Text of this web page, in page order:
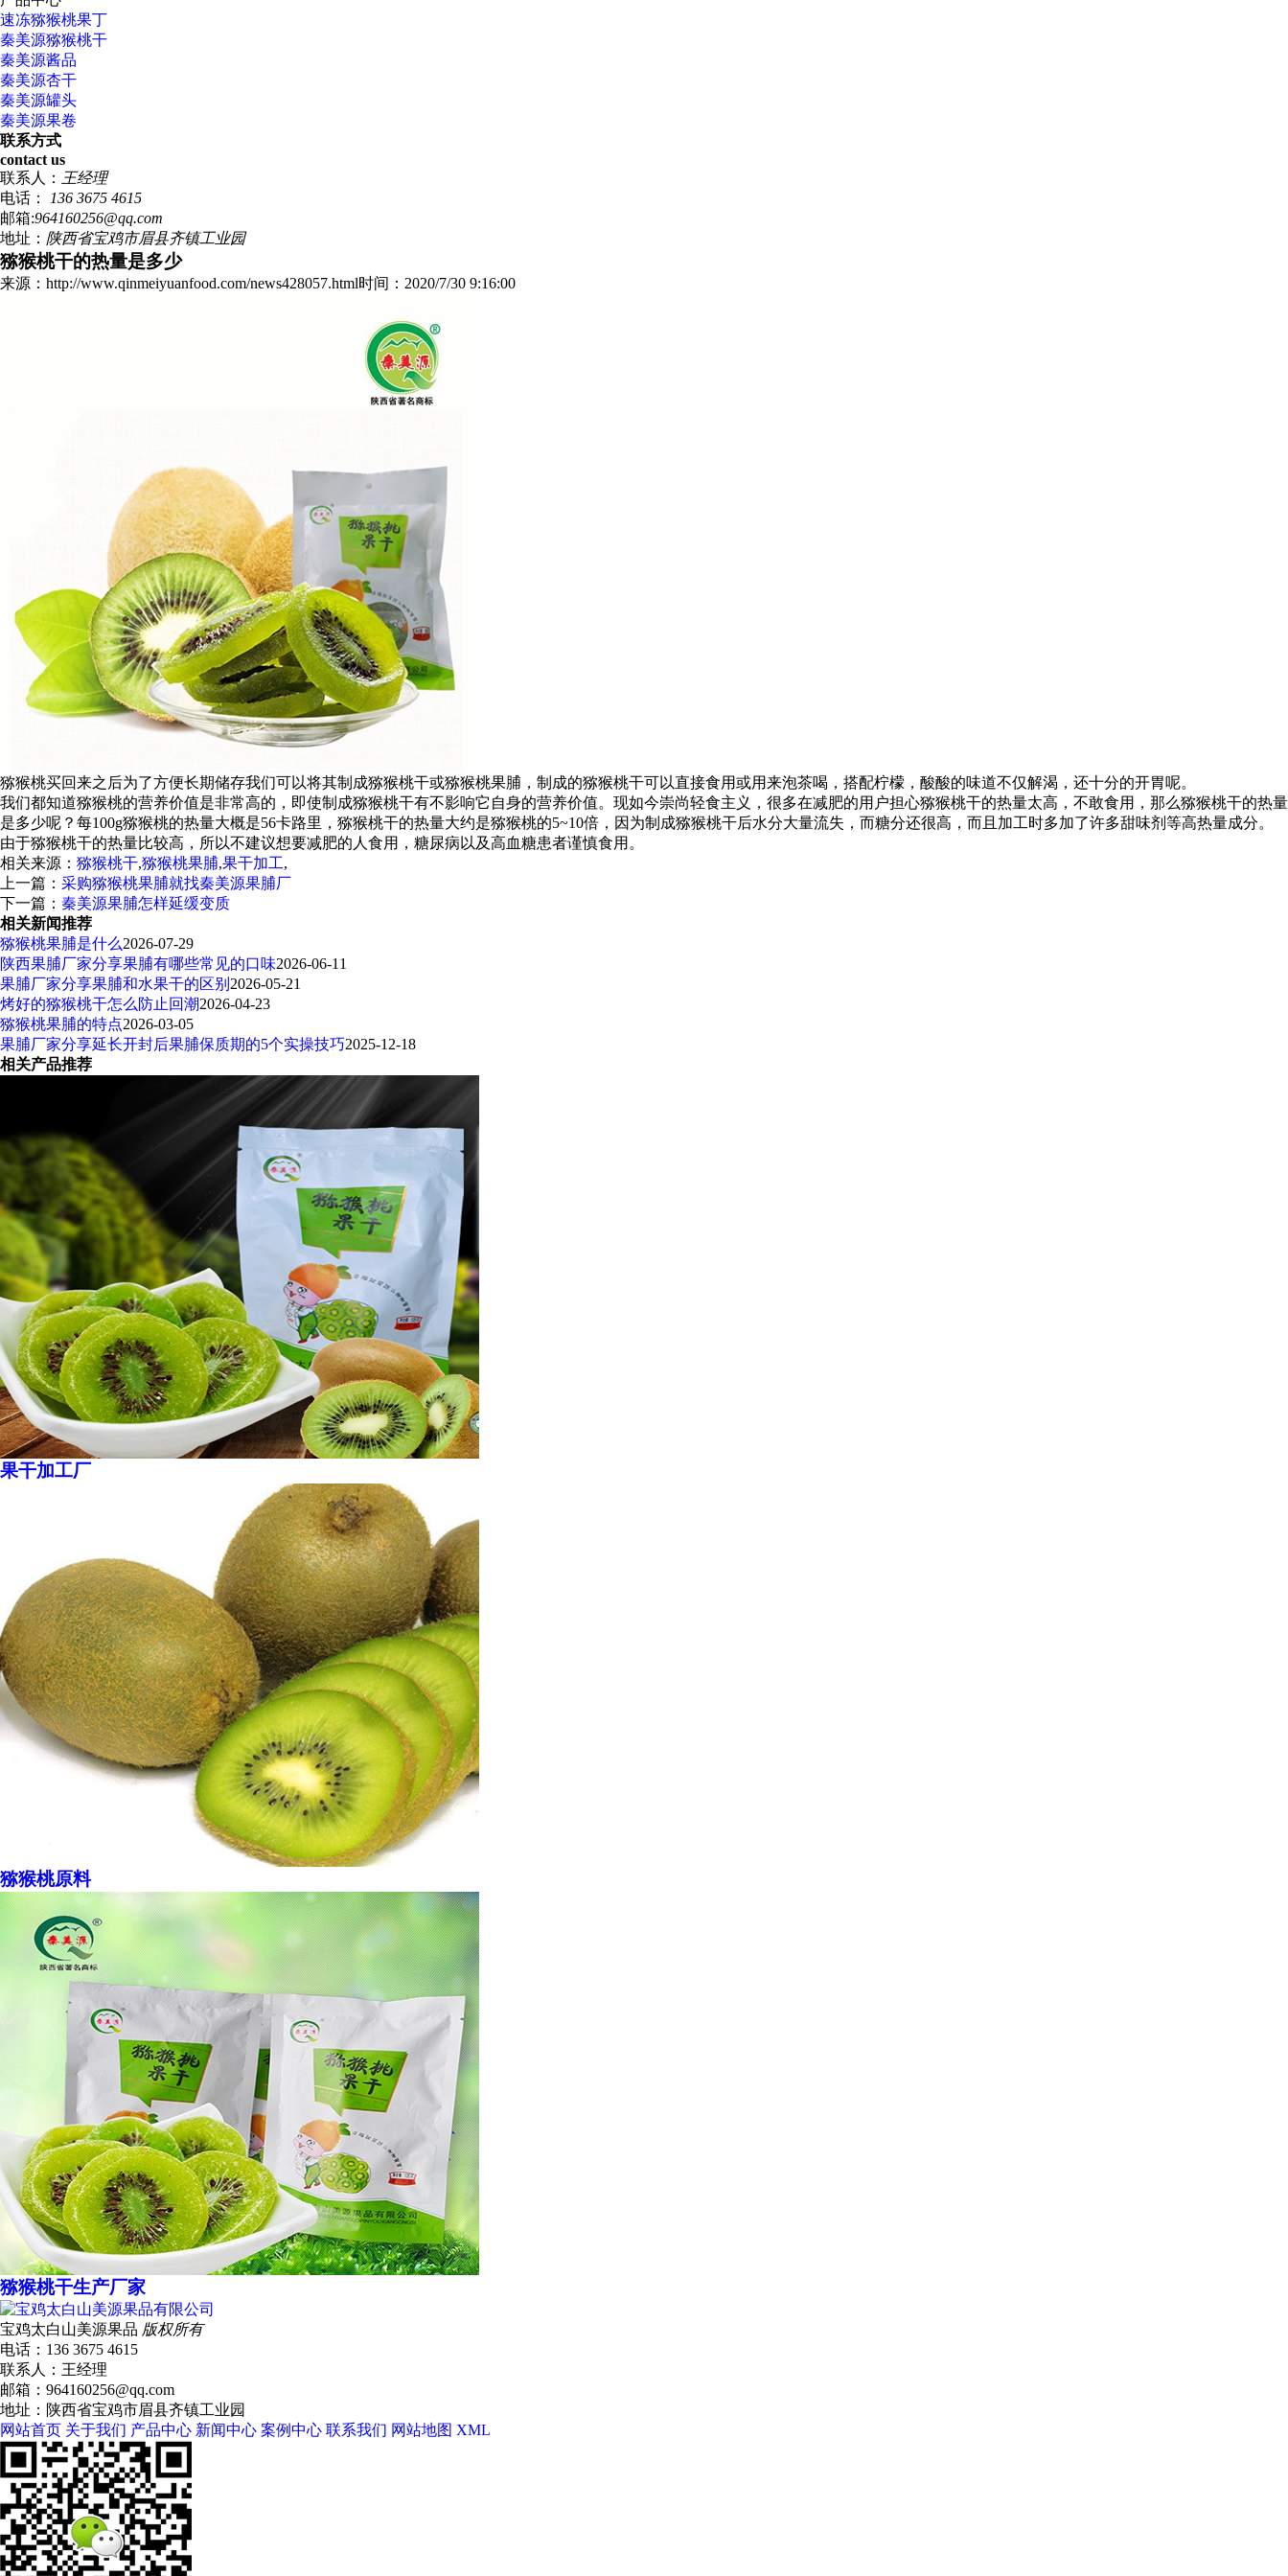
速冻猕猴桃果丁
秦美源猕猴桃干
秦美源酱品
秦美源杏干
秦美源罐头
秦美源果卷
联系方式
contact us
联系人： 王经理
电话：
136 3675 4615
邮箱:964160256@qq.com
地址： 陕西省宝鸡市眉县齐镇工业园
猕猴桃干的热量是多少
来源：http://www.qinmeiyuanfood.com/news428057.html时间：2020/7/30 9:16:00
猕猴桃买回来之后为了方便长期储存我们可以将其制成猕猴桃干或猕猴桃果脯，制成的猕猴桃干可以直接食用或用来泡茶喝，搭配柠檬，酸酸的味道不仅解渴，还十分的开胃呢。
我们都知道猕猴桃的营养价值是非常高的，即使制成猕猴桃干有不影响它自身的营养价值。现如今崇尚轻食主义，很多在减肥的用户担心猕猴桃干的热量太高，不敢食用，那么猕猴桃干的热量
是多少呢？每100g猕猴桃的热量大概是56卡路里，猕猴桃干的热量大约是猕猴桃的5~10倍，因为制成猕猴桃干后水分大量流失，而糖分还很高，而且加工时多加了许多甜味剂等高热量成分。
由于猕猴桃干的热量比较高，所以不建议想要减肥的人食用，糖尿病以及高血糖患者谨慎食用。
相关来源： 猕猴桃干,猕猴桃果脯,果干加工,
上一篇： 采购猕猴桃果脯就找秦美源果脯厂
下一篇： 秦美源果脯怎样延缓变质
相关新闻推荐
猕猴桃果脯是什么2026-07-29
陕西果脯厂家分享果脯有哪些常见的口味2026-06-11
果脯厂家分享果脯和水果干的区别 2026-05-21
烤好的猕猴桃干怎么防止回潮2026-04-23
猕猴桃果脯的特点2026-03-05
果脯厂家分享延长开封后果脯保质期的5个实操技巧2025-12-18
相关产品推荐
果干加工厂
猕猴桃原料
猕猴桃干生产厂家
宝鸡太白山美源果品 版权所有
电话：136 3675 4615
联系人：王经理
邮箱：964160256@qq.com
地址：陕西省宝鸡市眉县齐镇工业园
网站首页 关于我们 产品中心 新闻中心 案例中心 联系我们 网站地图 XML